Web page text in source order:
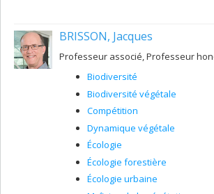
BRISSON, Jacques
Professeur associé, Professeur
Biodiversité
Biodiversité végétale
Compétition
Dynamique végétale
Écologie
Écologie forestière
Écologie urbaine